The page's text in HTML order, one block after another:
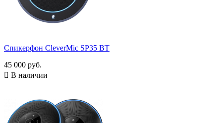
Есть
ЖК-экран
Есть ЖК-экран 2
Радиус захвата звука, м
Есть
29
Показать товары 49
Спикерфон CleverMic SP35 BT
45 000 руб.
 В наличии